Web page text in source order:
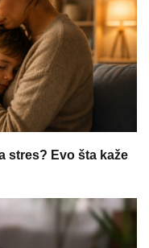
stres? Evo šta kaže